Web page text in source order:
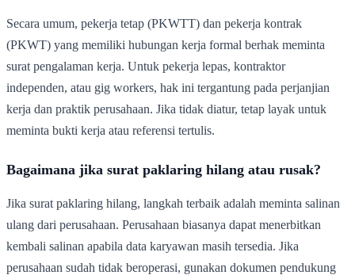
Secara umum, pekerja tetap (PKWTT) dan pekerja kontrak
(PKWT) yang memiliki hubungan kerja formal berhak meminta
surat pengalaman kerja. Untuk pekerja lepas, kontraktor
independen, atau gig workers, hak ini tergantung pada perjanjian
kerja dan praktik perusahaan. Jika tidak diatur, tetap layak untuk
meminta bukti kerja atau referensi tertulis.
Bagaimana jika surat paklaring hilang atau rusak?
Jika surat paklaring hilang, langkah terbaik adalah meminta salinan
ulang dari perusahaan. Perusahaan biasanya dapat menerbitkan
kembali salinan apabila data karyawan masih tersedia. Jika
perusahaan sudah tidak beroperasi, gunakan dokumen pendukung